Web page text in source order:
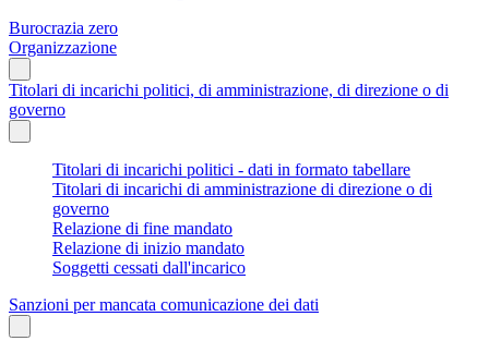
Burocrazia zero
Organizzazione
Titolari di incarichi politici, di amministrazione, di direzione o di
governo
Titolari di incarichi politici - dati in formato tabellare
Titolari di incarichi di amministrazione di direzione o di
governo
Relazione di fine mandato
Relazione di inizio mandato
Soggetti cessati dall'incarico
Sanzioni per mancata comunicazione dei dati